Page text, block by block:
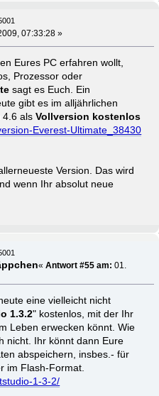
07:33:28 »
Eures PC erfahren wollt,
Prozessor oder
sagt es Euch. Ein
gibt es im alljährlichen
4.6 alsVollversion kostenlos
Everest-Ultimate_38430
Version. Das wird
wenn Ihr absolut neue
«Antwort #55 am: 01.
eine vielleicht nicht
1.3.2" kostenlos, mit der Ihr
Leben erwecken könnt. Wie
nicht. Ihr könnt dann Eure
abspeichern, insbes.- für
im Flash-Format.
1-3-2/